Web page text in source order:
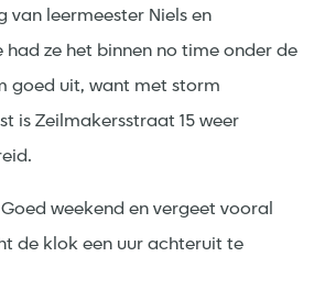
van leermeester Niels en
had ze het binnen no time onder de
goed uit, want met storm
is Zeilmakersstraat 15 weer
weekend en vergeet vooral
de klok een uur achteruit te